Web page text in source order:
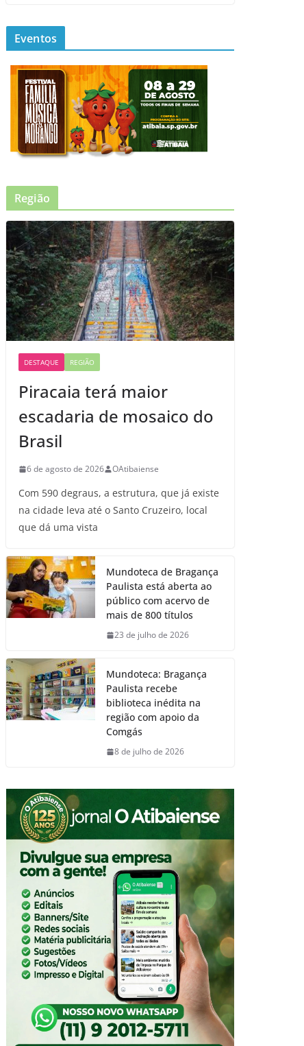
Eventos
Região
DESTAQUE REGIÃO
Piracaia terá maior
escadaria de mosaico do
Brasil
6 de agosto de 2026 OAtibaiense
Com 590 degraus, a estrutura, que já existe
na cidade leva até o Santo Cruzeiro, local
que dá uma vista
Mundoteca de Bragança
Paulista está aberta ao
público com acervo de
mais de 800 títulos
23 de julho de 2026
Mundoteca: Bragança
Paulista recebe
biblioteca inédita na
região com apoio da
Comgás
8 de julho de 2026